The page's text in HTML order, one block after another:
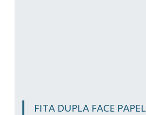
FITA DUPLA FACE PAPEL